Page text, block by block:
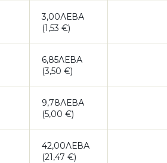
3,00ЛЕВА
(1,53 €)
6,85ЛЕВА
(3,50 €)
9,78ЛЕВА
(5,00 €)
42,00ЛЕВА
(21,47 €)